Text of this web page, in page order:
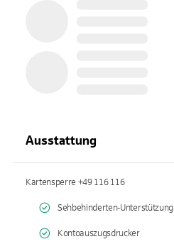
Ausstattung
Kartensperre +49 116 116
Sehbehinderten-Unterstützung
Kontoauszugsdrucker